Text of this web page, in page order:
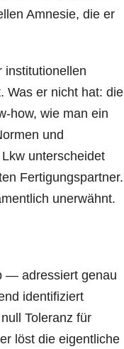
Amnesie, die er
institutionellen
Was er nicht hat: die
how, wie man ein
und
unterscheidet
Fertigungspartner.
unerwähnt.
— adressiert genau
identifiziert
Toleranz für
löst die eigentliche